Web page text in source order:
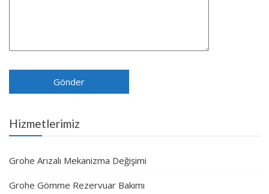
Hizmetlerimiz
Grohe Arızalı Mekanizma Değişimi
Grohe Gömme Rezervuar Bakımı